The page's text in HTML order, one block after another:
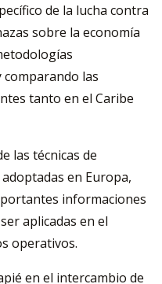
de la lucha contra
sobre la economía
comparando las
tanto en el Caribe
las técnicas de
en Europa,
informaciones
aplicadas en el
operativos.
en el intercambio de